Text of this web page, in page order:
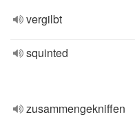
vergilbt
squinted
zusammengekniffen